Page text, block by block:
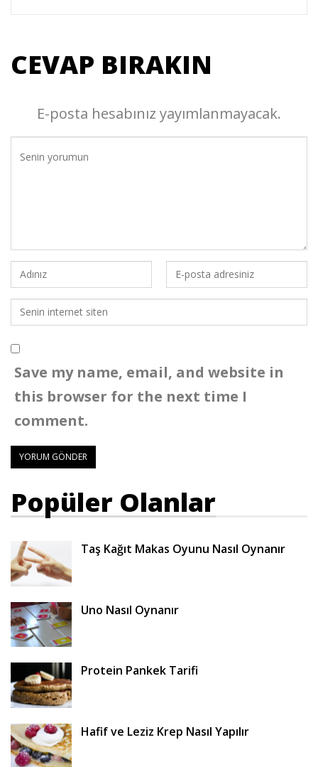
CEVAP BIRAKIN
E-posta hesabınız yayımlanmayacak.
Save my name, email, and website in
this browser for the next time I
comment.
Popüler Olanlar
Taş Kağıt Makas Oyunu Nasıl Oynanır
Uno Nasıl Oynanır
Protein Pankek Tarifi
Hafif ve Leziz Krep Nasıl Yapılır